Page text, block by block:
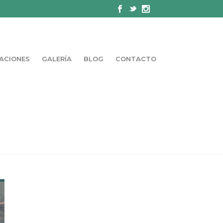
GALERÍA BLOG CONTACTO